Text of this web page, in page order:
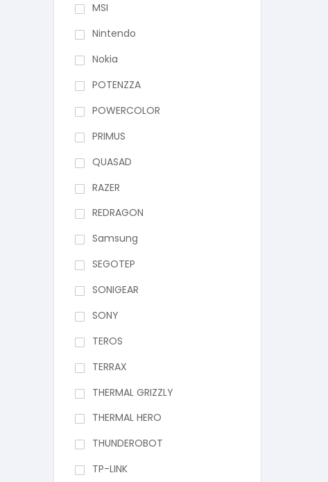
MSI
Nintendo
Nokia
POTENZZA
POWERCOLOR
PRIMUS
QUASAD
RAZER
REDRAGON
Samsung
SEGOTEP
SONIGEAR
SONY
TEROS
TERRAX
THERMAL GRIZZLY
THERMAL HERO
THUNDEROBOT
TP-LINK